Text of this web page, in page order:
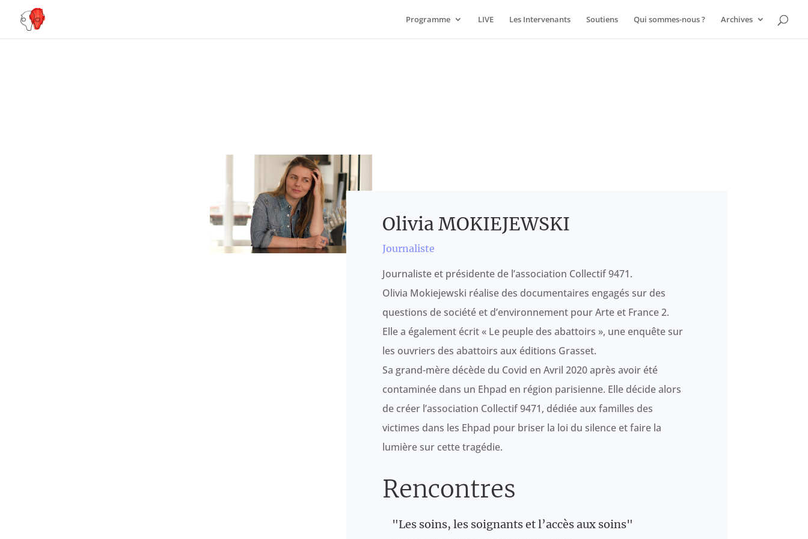
Programme LIVE Les Intervenants Soutiens Qui sommes-nous ? Archives
Olivia MOKIEJEWSKI
Journaliste
Journaliste et présidente de l’association Collectif 9471.
Olivia Mokiejewski réalise des documentaires engagés sur des
questions de société et d’environnement pour Arte et France 2.
Elle a également écrit « Le peuple des abattoirs », une enquête sur
les ouvriers des abattoirs aux éditions Grasset.
Sa grand-mère décède du Covid en Avril 2020 après avoir été
contaminée dans un Ehpad en région parisienne. Elle décide alors
de créer l’association Collectif 9471, dédiée aux familles des
victimes dans les Ehpad pour briser la loi du silence et faire la
lumière sur cette tragédie.
Rencontres
"Les soins, les soignants et l’accès aux soins"